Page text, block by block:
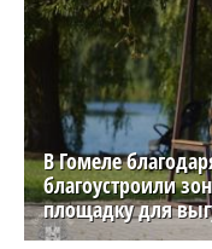
В Гомеле
благоустроили
площадку для